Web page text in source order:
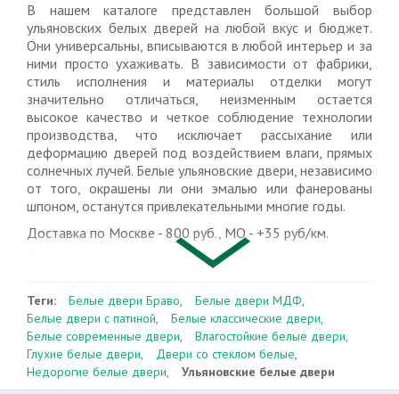
В нашем каталоге представлен большой выбор
ульяновских белых дверей на любой вкус и бюджет.
Они универсальны, вписываются в любой интерьер и за
ними просто ухаживать. В зависимости от фабрики,
стиль исполнения и материалы отделки могут
значительно отличаться, неизменным остается
высокое качество и четкое соблюдение технологии
производства, что исключает рассыхание или
деформацию дверей под воздействием влаги, прямых
солнечных лучей. Белые ульяновские двери, независимо
от того, окрашены ли они эмалью или фанерованы
шпоном, останутся привлекательными многие годы.
Доставка по Москве - 800 руб., МО - +35 руб/км.
Преимущества покупки в АртиДорс:
мы вернем разницу;
• прямые поставки от ульяновских фабрик, без
посредников;
• бесплатный* вызов замерщика по Москве, а также в
московскую область (+35 руб/км от МКАД);
• 1 год гарантии на установку;
Теги: Белые двери Браво, Белые двери МДФ,
Белые двери с патиной, Белые классические двери,
Белые современные двери, Влагостойкие белые двери,
Глухие белые двери, Двери со стеклом белые,
Недорогие белые двери, Ульяновские белые двери